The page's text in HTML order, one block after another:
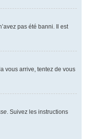
pas été banni. Il est
vous arrive, tentez de vous
. Suivez les instructions